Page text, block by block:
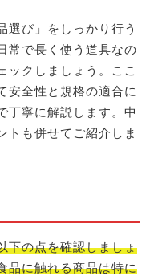
選び」をしっかり行う
常で長く使う道具なの
ックしましょう。ここ
安全性と規格の適合に
丁寧に解説します。中
トも併せてご紹介しま
下の点を確認しましょ
品に触れる商品は特に